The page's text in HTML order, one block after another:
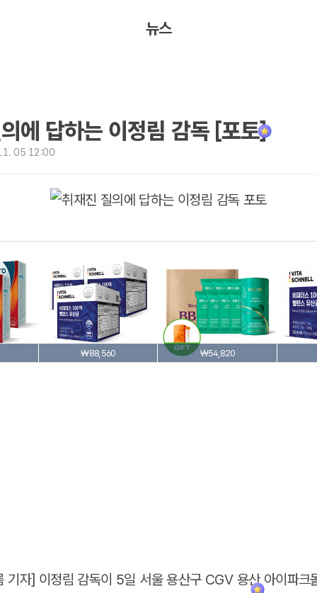
뉴스
에 답하는 이정림 감독 [포토]
05 12:00
₩88,560 ₩54,820
기자] 이정림 감독이 5일 서울 용산구 CGV 용산 아이파크